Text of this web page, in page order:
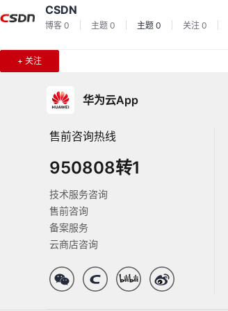
CSDN
博客 0 主题 0 主题 0 关注 0
+ 关注
华为云App
售前咨询热线
950808转1
技术服务咨询
售前咨询
备案服务
云商店咨询